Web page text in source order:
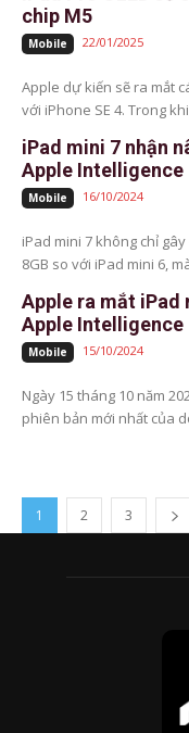
chip M5
Mobile 22/01/2025
Apple dự kiến ​​sẽ ra mắt
với iPhone SE 4. Trong
iPad mini 7 nhận
Apple Intelligence
Mobile 16/10/2024
iPad mini 7 không chỉ
8GB so với iPad mini 6,
Apple ra mắt iPad
Apple Intelligence
Mobile 15/10/2024
Ngày 15 tháng 10 năm
phiên bản mới nhất của
1 2 3